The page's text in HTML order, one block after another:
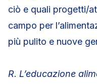
ciò e quali progetti/
campo per
più pulito e nuove
R. L’educazione